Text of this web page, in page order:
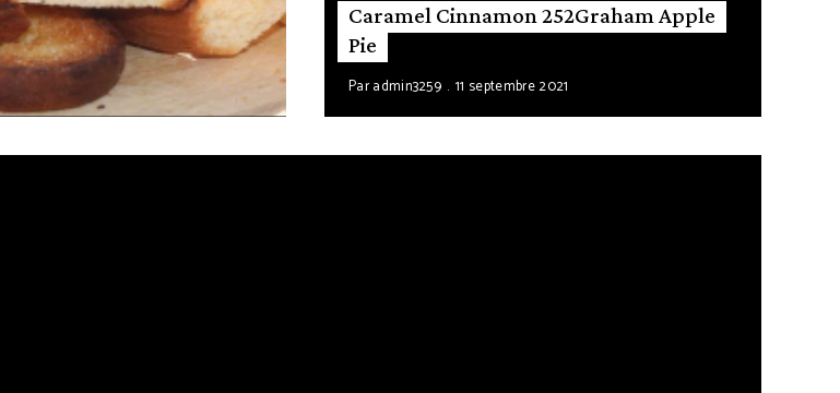
Caramel Cinnamon 252Graham Apple
Pie
Paradmin3259 11 septembre 2021